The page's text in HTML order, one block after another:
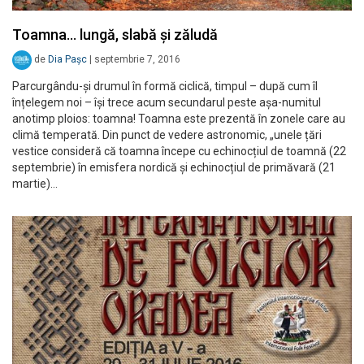
Toamna… lungă, slabă și zăludă
de Dia Pașc septembrie 7, 2016
Parcurgându-și drumul în formă ciclică, timpul – după cum îl
înțelegem noi – își trece acum secundarul peste așa-numitul
anotimp ploios: toamna! Toamna este prezentă în zonele care au
climă temperată. Din punct de vedere astronomic, „unele țări
vestice consideră că toamna începe cu echinocțiul de toamnă (22
septembrie) în emisfera nordică și echinocțiul de primăvară (21
martie)…